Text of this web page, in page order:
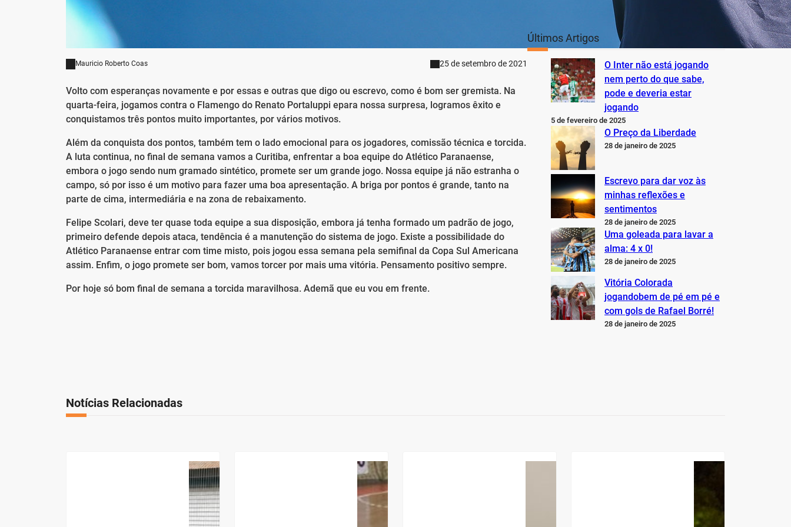
Mauricio Roberto Coas 25 de setembro de 2021
Volto com esperanças novamente e por essas e outras que digo ou escrevo, como é bom ser gremista. Na
quarta-feira, jogamos contra o Flamengo do Renato Portaluppi epara nossa surpresa, logramos êxito e
conquistamos três pontos muito importantes, por vários motivos.
Além da conquista dos pontos, também tem o lado emocional para os jogadores, comissão técnica e torcida.
A luta continua, no final de semana vamos a Curitiba, enfrentar a boa equipe do Atlético Paranaense,
embora o jogo sendo num gramado sintético, promete ser um grande jogo. Nossa equipe já não estranha o
campo, só por isso é um motivo para fazer uma boa apresentação. A briga por pontos é grande, tanto na
parte de cima, intermediária e na zona de rebaixamento.
Felipe Scolari, deve ter quase toda equipe a sua disposição, embora já tenha formado um padrão de jogo,
primeiro defende depois ataca, tendência é a manutenção do sistema de jogo. Existe a possibilidade do
Atlético Paranaense entrar com time misto, pois jogou essa semana pela semifinal da Copa Sul Americana
assim. Enfim, o jogo promete ser bom, vamos torcer por mais uma vitória. Pensamento positivo sempre.
Por hoje só bom final de semana a torcida maravilhosa. Ademã que eu vou em frente.
Últimos Artigos
O Inter não está jogando
nem perto do que sabe,
pode e deveria estar
jogando
5 de fevereiro de 2025
O Preço da Liberdade
28 de janeiro de 2025
Escrevo para dar voz às
minhas reflexões e
sentimentos
28 de janeiro de 2025
Uma goleada para lavar a
alma: 4 x 0!
28 de janeiro de 2025
Vitória Colorada
jogandobem de pé em pé e
com gols de Rafael Borré!
28 de janeiro de 2025
Notícias Relacionadas